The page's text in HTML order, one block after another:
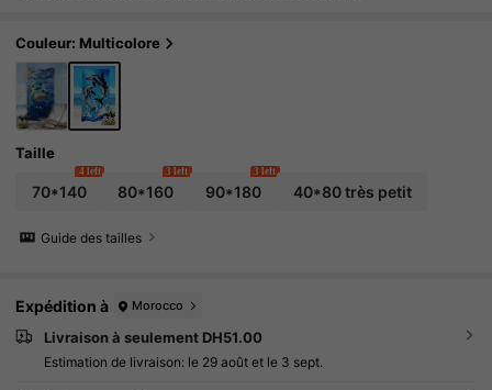
idéal pour la plage, la natation, l'extérieur, les vo
yages
Couleur: Multicolore
Taille
70*140
4 left
80*160
3 left
90*180
3 left
40*80 très petit
Guide des tailles
Expédition à Morocco
Livraison à seulement DH51.00
Estimation de livraison: le 29 août et le 3 sept.